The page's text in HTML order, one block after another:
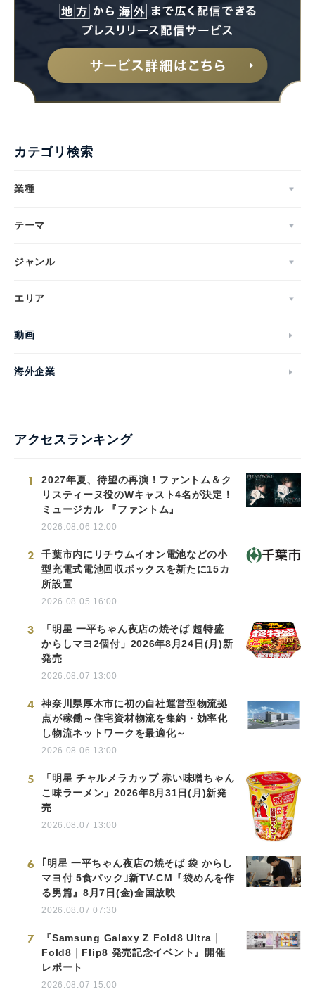
カテゴリ検索
業種
テーマ
ジャンル
エリア
動画
海外企業
アクセスランキング
1
2027年夏、待望の再演！ファントム＆ク
リスティーヌ役のWキャスト4名が決定！
ミュージカル 『ファントム』
2026.08.06 12:00
2
千葉市内にリチウムイオン電池などの小
型充電式電池回収ボックスを新たに15カ
所設置
2026.08.05 16:00
3
「明星 一平ちゃん夜店の焼そば 超特盛
からしマヨ2個付」2026年8月24日(月)新
発売
2026.08.07 13:00
4
神奈川県厚木市に初の自社運営型物流拠
点が稼働～住宅資材物流を集約・効率化
し物流ネットワークを最適化～
2026.08.06 13:00
5
「明星 チャルメラカップ 赤い味噌ちゃん
こ味ラーメン」2026年8月31日(月)新発
売
2026.08.07 13:00
6
｢明星 一平ちゃん夜店の焼そば 袋 からし
マヨ付 5食パック｣新TV-CM『袋めんを作
る男篇』8月7日(金)全国放映
2026.08.07 07:30
7
『Samsung Galaxy Z Fold8 Ultra｜
Fold8｜Flip8 発売記念イベント』開催
レポート
2026.08.07 15:00
Japanese